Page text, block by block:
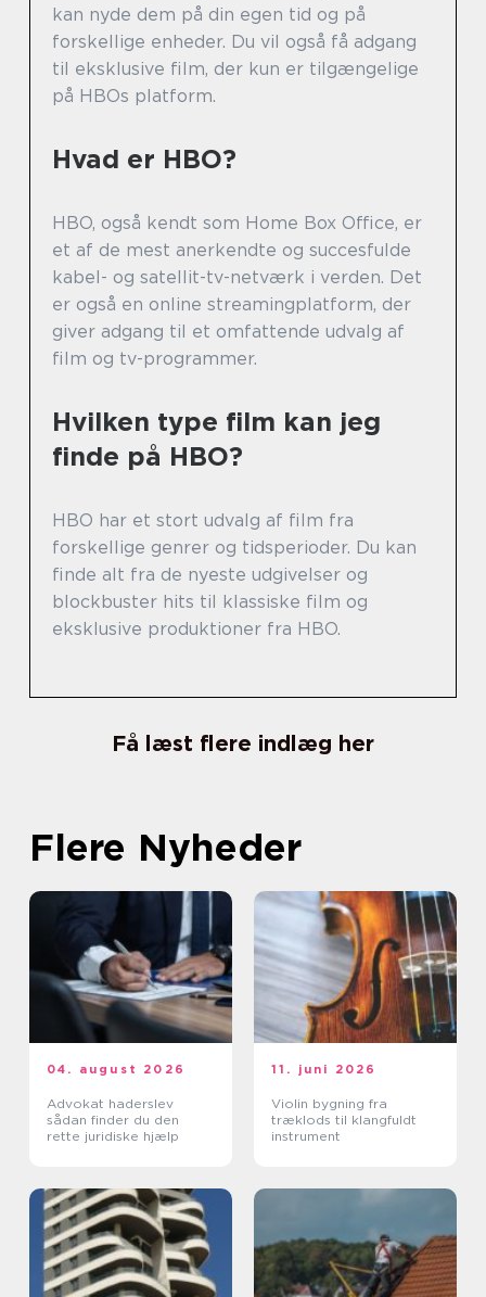
kan nyde dem på din egen tid og på
forskellige enheder. Du vil også få adgang
til eksklusive film, der kun er tilgængelige
på HBOs platform.
Hvad er HBO?
HBO, også kendt som Home Box Office, er
et af de mest anerkendte og succesfulde
kabel- og satellit-tv-netværk i verden. Det
er også en online streamingplatform, der
giver adgang til et omfattende udvalg af
film og tv-programmer.
Hvilken type film kan jeg
finde på HBO?
HBO har et stort udvalg af film fra
forskellige genrer og tidsperioder. Du kan
finde alt fra de nyeste udgivelser og
blockbuster hits til klassiske film og
eksklusive produktioner fra HBO.
Få læst flere indlæg her
Flere Nyheder
04. august 2026
Advokat haderslev
sådan finder du den
rette juridiske hjælp
11. juni 2026
Violin bygning fra
træklods til klangfuldt
instrument